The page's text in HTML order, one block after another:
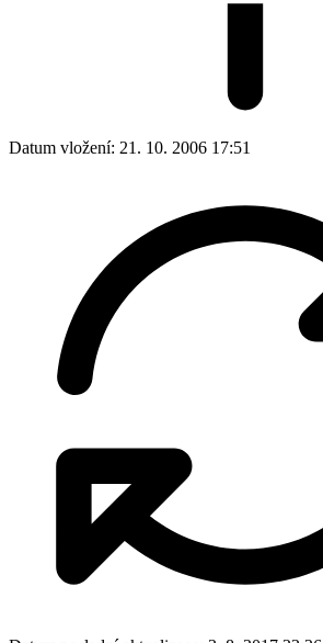
Datum vložení: 21. 10. 2006 17:51